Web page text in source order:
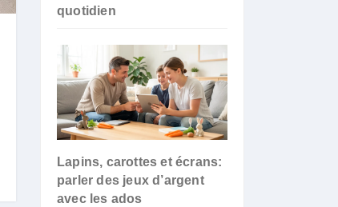
quotidien
Lapins, carottes et écrans:
parler des jeux d’argent
avec les ados